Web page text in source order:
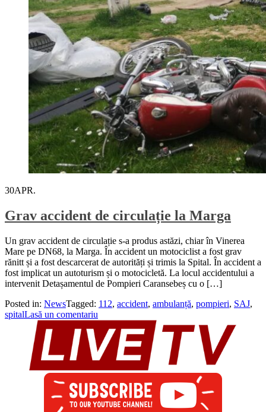
30APR.
Grav accident de circulație la Marga
Un grav accident de circulație s-a produs astăzi, chiar în Vinerea
Mare pe DN68, la Marga. În accident un motociclist a fost grav
rănitt și a fost descarcerat de autorități și trimis la Spital. În accident a
fost implicat un autoturism și o motocicletă. La locul accidentului a
intervenit Detașamentul de Pompieri Caransebeș cu o […]
Posted in: NewsTagged: 112, accident, ambulanță, pompieri, SAJ,
spitalLasă un comentariu